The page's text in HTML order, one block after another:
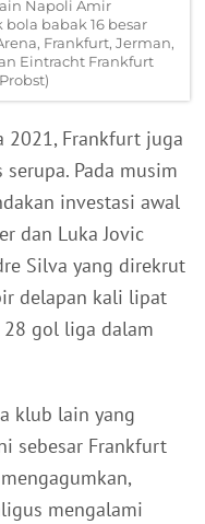
Napoli Amir
babak 16 besar
Frankfurt, Jerman,
Eintracht Frankfurt
2021, Frankfurt juga
Pada musim
investasi awal
dan Luka Jovic
Silva yang direkrut
delapan kali lipat
28 gol liga dalam
klub lain yang
sebesar Frankfurt
mengalami